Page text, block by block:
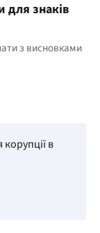
для знаків
з висновками
в